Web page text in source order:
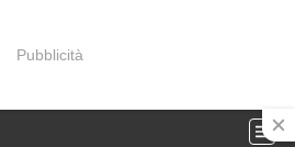
Pubblicità